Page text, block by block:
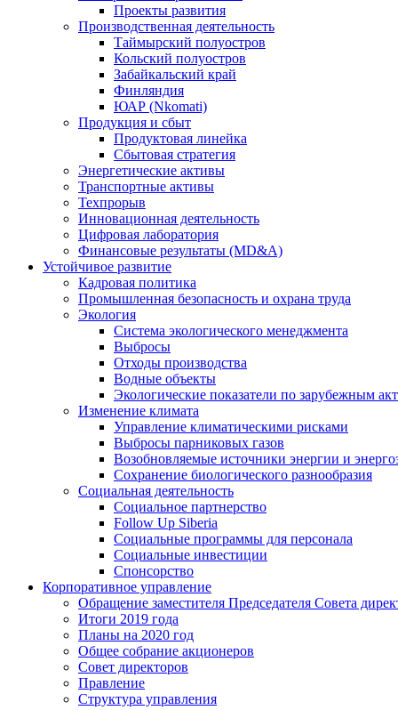
Проекты развития
Производственная деятельность
Таймырский полуостров
Кольский полуостров
Забайкальский край
Финляндия
ЮАР (Nkomati)
Продукция и сбыт
Продуктовая линейка
Сбытовая стратегия
Энергетические активы
Транспортные активы
Техпрорыв
Инновационная деятельность
Цифровая лаборатория
Финансовые результаты (MD&A)
Устойчивое развитие
Кадровая политика
Промышленная безопасность и охрана труда
Экология
Система экологического менеджмента
Выбросы
Отходы производства
Водные объекты
Экологические показатели по зарубежным
Изменение климата
Управление климатическими рисками
Выбросы парниковых газов
Возобновляемые источники энергии и
Сохранение биологического разнообразия
Социальная деятельность
Социальное партнерство
Follow Up Siberia
Социальные программы для персонала
Социальные инвестиции
Спонсорство
Корпоративное управление
Обращение заместителя Председателя Совета
Итоги 2019 года
Планы на 2020 год
Общее собрание акционеров
Совет директоров
Правление
Структура управления